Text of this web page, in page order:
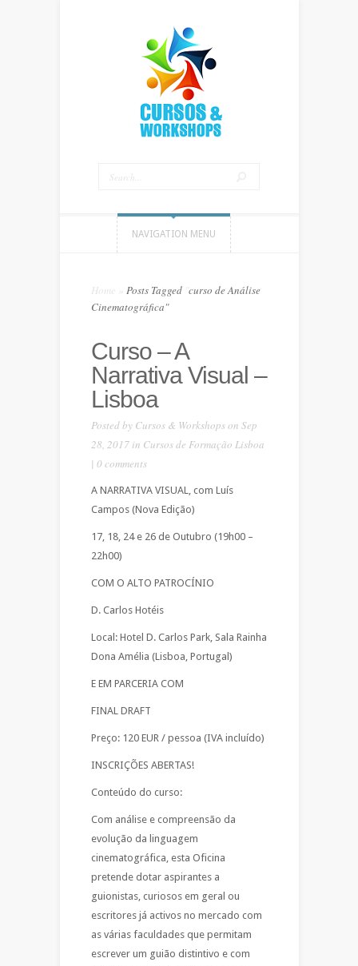
NAVIGATION MENU
Home Posts Tagged curso de Análise
Cinematográfica"
Curso – A
Narrativa Visual –
Lisboa
Posted by Cursos & Workshopson Sep
28, 2017 in Cursos de Formação Lisboa
| 0 comments
A NARRATIVA VISUAL, com Luís
Campos (Nova Edição)
17, 18, 24 e 26 de Outubro (19h00 –
22h00)
COM O ALTO PATROCÍNIO
D. Carlos Hotéis
Local: Hotel D. Carlos Park, Sala Rainha
Dona Amélia (Lisboa, Portugal)
E EM PARCERIA COM
FINAL DRAFT
Preço: 120 EUR / pessoa (IVA incluído)
INSCRIÇÕES ABERTAS!
Conteúdo do curso:
Com análise e compreensão da
evolução da linguagem
cinematográfica, esta Oficina
pretende dotar aspirantes a
guionistas, curiosos em geral ou
escritores já activos no mercado com
as várias faculdades que permitam
escrever um guião distintivo e com